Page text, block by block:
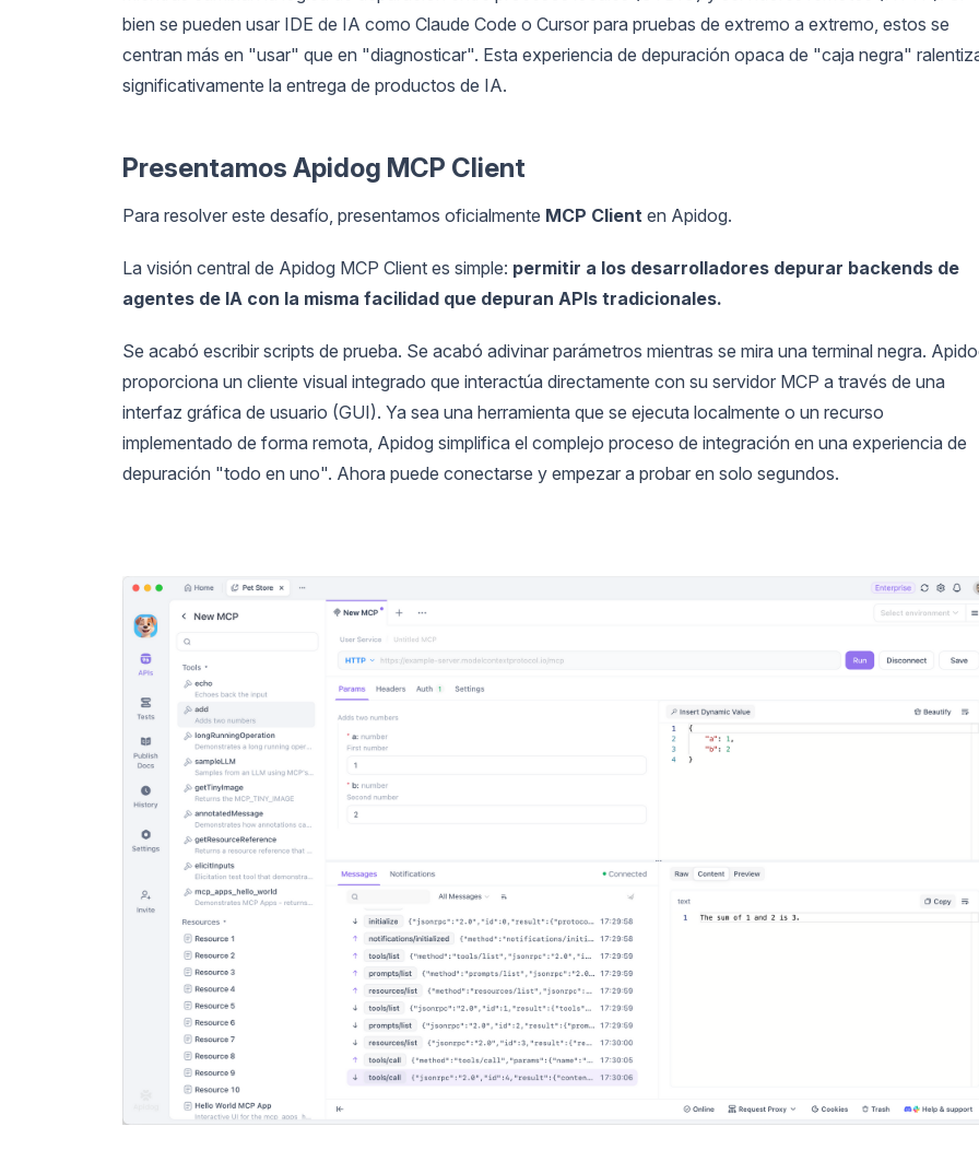
bien se pueden usar IDE de IA como Claude Code o Cursor para pruebas de extremo a extremo, estos se
centran más en "usar" que en "diagnosticar". Esta experiencia de depuración opaca de "caja negra"
significativamente la entrega de productos de IA.
Presentamos Apidog MCP Client
Para resolver este desafío, presentamos oficialmente MCP Client en Apidog.
La visión central de Apidog MCP Client es simple: permitir a los desarrolladores depurar backends de
agentes de IA con la misma facilidad que depuran APIs tradicionales.
Se acabó escribir scripts de prueba. Se acabó adivinar parámetros mientras se mira una terminal negra.
proporciona un cliente visual integrado que interactúa directamente con su servidor MCP a través de una
interfaz gráfica de usuario (GUI). Ya sea una herramienta que se ejecuta localmente o un recurso
implementado de forma remota, Apidog simplifica el complejo proceso de integración en una experiencia de
depuración "todo en uno". Ahora puede conectarse y empezar a probar en solo segundos.